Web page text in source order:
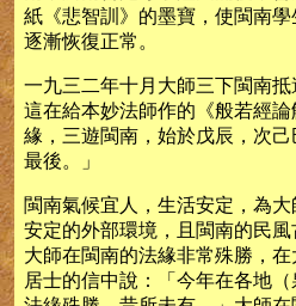
紙《悲智訓》的墨寶，使閩南
逐漸恢復正常。
一九三二年十月大師三下閩南抵
這在給本妙法師作的《般若經
緣，三遊閩南，始於戊辰，次
最後。」
閩南氣候宜人，生活安定，為
安定的外部環境，且閩南的民風
大師在閩南的法緣非常殊勝，
居士的信中說：「今年在各地（